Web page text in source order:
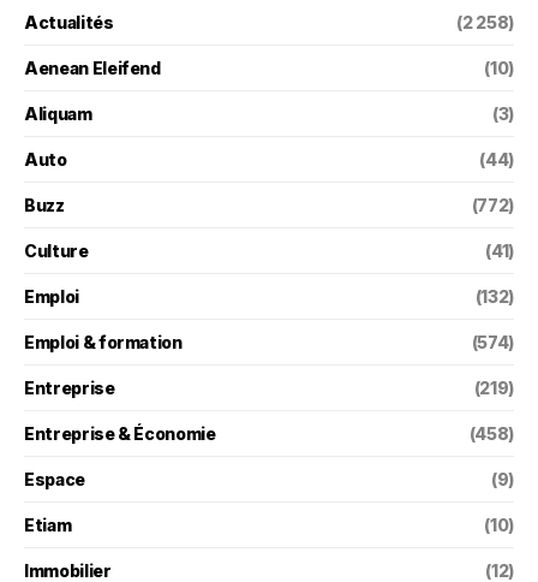
Actualités (2 258)
Aenean Eleifend (10)
Aliquam (3)
Auto (44)
Buzz (772)
Culture (41)
Emploi (132)
Emploi & formation (574)
Entreprise (219)
Entreprise & Économie (458)
Espace (9)
Etiam (10)
Immobilier (12)